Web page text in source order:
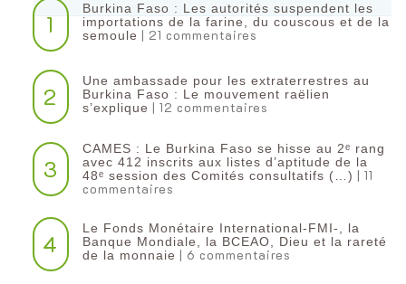
1
Burkina Faso : Les autorités suspendent les
importations de la farine, du couscous et de la
semoule | 21 commentaires
2
Une ambassade pour les extraterrestres au
Burkina Faso : Le mouvement raëlien
s’explique | 12 commentaires
3
CAMES : Le Burkina Faso se hisse au 2ᵉ rang
avec 412 inscrits aux listes d’aptitude de la
48ᵉ session des Comités consultatifs (…) | 11
commentaires
4
Le Fonds Monétaire International-FMI-, la
Banque Mondiale, la BCEAO, Dieu et la rareté
de la monnaie | 6 commentaires